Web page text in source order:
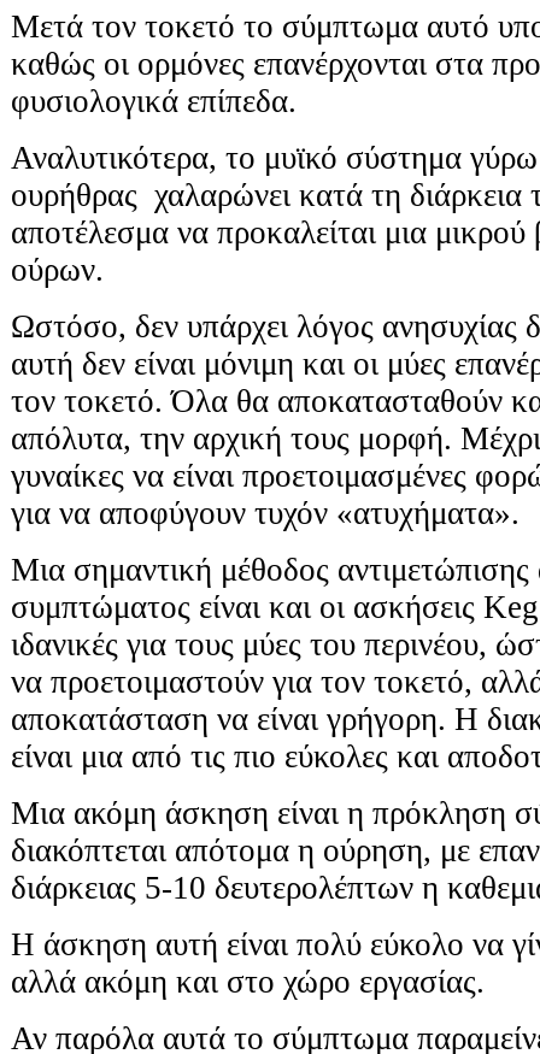
Μετά τον τοκετό το σύμπτωμα αυτό
καθώς οι ορμόνες επανέρχονται στα
φυσιολογικά επίπεδα.
Αναλυτικότερα, το μυϊκό σύστημα
ουρήθρας χαλαρώνει κατά τη διάρκεια
αποτέλεσμα να προκαλείται μια
ούρων.
Ωστόσο, δεν υπάρχει λόγος ανησυχίας
αυτή δεν είναι μόνιμη και οι μύες
τον τοκετό. Όλα θα αποκατασταθούν
απόλυτα, την αρχική τους μορφή. Μέχρι
γυναίκες να είναι προετοιμασμένες
για να αποφύγουν τυχόν «ατυχήματα».
Μια σημαντική μέθοδος αντιμετώπισης
συμπτώματος είναι και οι ασκήσεις
ιδανικές για τους μύες του περινέου,
να προετοιμαστούν για τον τοκετό,
αποκατάσταση να είναι γρήγορη. Η
είναι μια από τις πιο εύκολες και
Μια ακόμη άσκηση είναι η πρόκληση
διακόπτεται απότομα η ούρηση, με
διάρκειας 5-10 δευτερολέπτων η
Η άσκηση αυτή είναι πολύ εύκολο να
αλλά ακόμη και στο χώρο εργασίας.
Αν παρόλα αυτά το σύμπτωμα